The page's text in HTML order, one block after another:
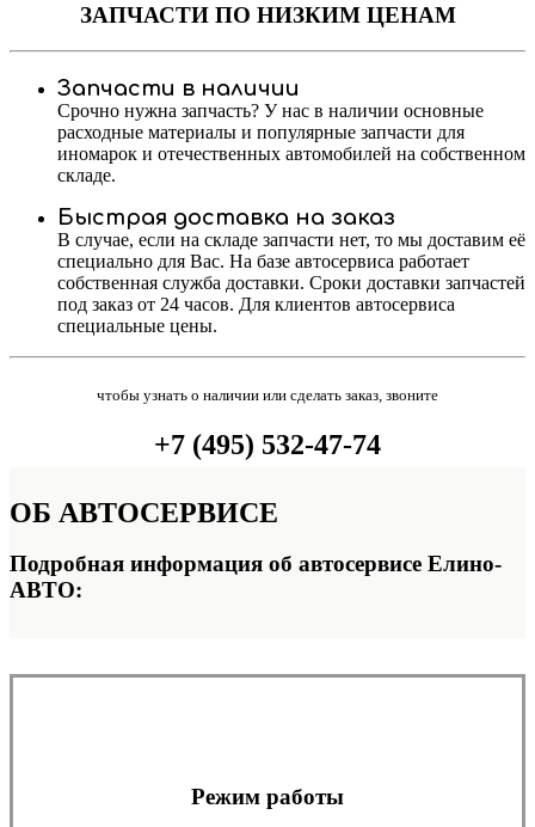
ЗАПЧАСТИПО НИЗКИМ ЦЕНАМ
Запчасти в наличии
Срочно нужна запчасть? У нас в наличии основные
расходные материалы и популярные запчасти для
иномарок и отечественных автомобилей на собственном
складе.
Быстрая доставка на заказ
В случае, если на складе запчасти нет, то мы доставим её
специально для Вас. На базе автосервиса работает
собственная служба доставки. Сроки доставки запчастей
под заказ от 24 часов. Для клиентов автосервиса
специальные цены.
чтобы узнать о наличии или сделать заказ, звоните
+7 (495) 532-47-74
ОБ АВТОСЕРВИСЕ
Подробная информация об автосервисе Елино-
АВТО:
Режим работы